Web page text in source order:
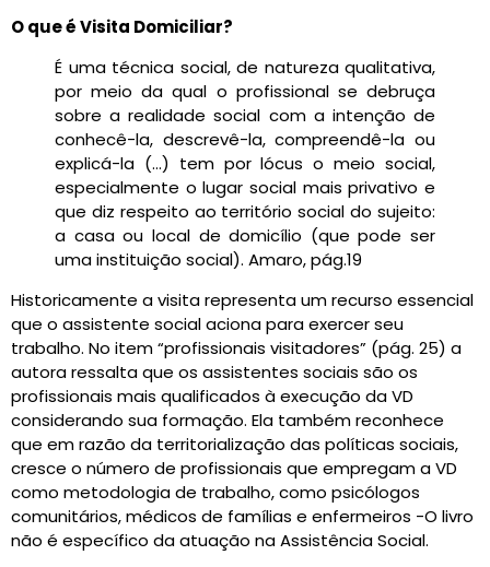
O que é Visita Domiciliar?
É uma técnica social, de natureza qualitativa,
por meio da qual o profissional se debruça
sobre a realidade social com a intenção de
conhecê-la, descrevê-la, compreendê-la ou
explicá-la (…) tem por lócus o meio social,
especialmente o lugar social mais privativo e
que diz respeito ao território social do sujeito:
a casa ou local de domicílio (que pode ser
uma instituição social). Amaro, pág.19
Historicamente a visita representa um recurso essencial
que o assistente social aciona para exercer seu
trabalho. No item “profissionais visitadores” (pág. 25) a
autora ressalta que os assistentes sociais são os
profissionais mais qualificados à execução da VD
considerando sua formação. Ela também reconhece
que em razão da territorialização das políticas sociais,
cresce o número de profissionais que empregam a VD
como metodologia de trabalho, como psicólogos
comunitários, médicos de famílias e enfermeiros -O livro
não é específico da atuação na Assistência Social.